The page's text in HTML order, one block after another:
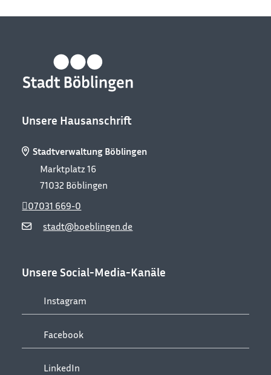
Unsere Hausanschrift
Stadtverwaltung Böblingen
Marktplatz 16
71032 Böblingen
stadt@boeblingen.de
07031 669-0
Unsere Social-Media-Kanäle
Instagram
Facebook
LinkedIn